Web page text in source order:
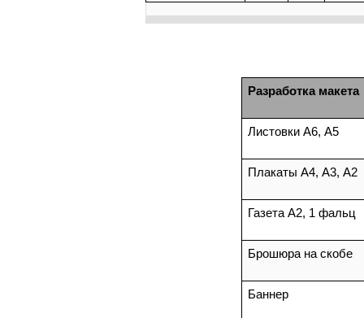
Разработка макета
Листовки А6, А5
Плакаты А4, А3, А2
Газета А2, 1 фальц
Брошюра на скобе
Баннер